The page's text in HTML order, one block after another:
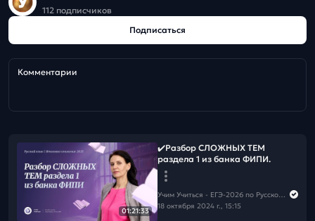
112 подписчиков
Подписаться
Комментарии
01:21:33
✔️Разбор СЛОЖНЫХ ТЕМ
раздела 1 из банка ФИПИ.
Учим Учиться - ЕГЭ-2026 по Русскому языку | ЕГЭ 2026
18 октября 2024 г., 15:15